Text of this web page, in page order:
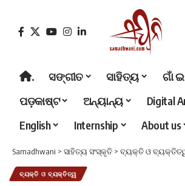
. ସଙ୍ଗୀତ ସାହିତ୍ୟ
ଗାଁ
ପଡ଼କାଷ୍ଟ
ଅନ୍ୟାନ୍ୟ
Digital
English
Internship About us
Samadhwani > ସାହିତ୍ୟ ସଂସ୍କୃତି > ବ୍ୟକ୍ତି ଓ
ବ୍ୟକ୍ତି ଓ ବ୍ୟକ୍ତିତ୍ୱ